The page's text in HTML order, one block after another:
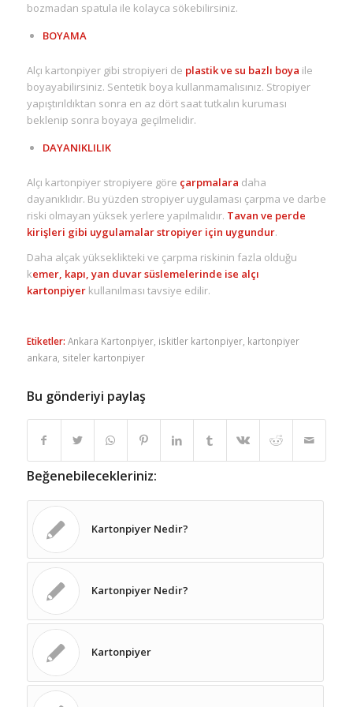
bozmadan spatula ile kolayca sökebilirsiniz.
BOYAMA
Alçı kartonpiyer gibi stropiyeri de plastik ve su bazlı boya ile
boyayabilirsiniz. Sentetik boya kullanmamalısınız. Stropiyer
yapıştırıldıktan sonra en az dört saat tutkalın kuruması
beklenip sonra boyaya geçilmelidir.
DAYANIKLILIK
Alçı kartonpiyer stropiyere göre çarpmalara daha
dayanıklıdır. Bu yüzden stropiyer uygulaması çarpma ve darbe
riski olmayan yüksek yerlere yapılmalıdır. Tavan ve perde
kirişleri gibi uygulamalar stropiyer için uygundur.
Daha alçak yükseklikteki ve çarpma riskinin fazla olduğu
kemer, kapı, yan duvar süslemelerinde ise alçı
kartonpiyerkullanılması tavsiye edilir.
Etiketler: Ankara Kartonpiyer, iskitler kartonpiyer, kartonpiyer
ankara, siteler kartonpiyer
Bu gönderiyi paylaş
Beğenebilecekleriniz:
Kartonpiyer Nedir?
Kartonpiyer Nedir?
Kartonpiyer